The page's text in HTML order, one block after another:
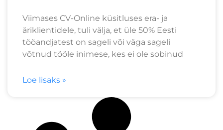
Viimases CV-Online küsitluses era- ja
äriklientidele, tuli välja, et üle 50% Eesti
tööandjatest on sageli või väga sageli
võtnud tööle inimese, kes ei ole sobinud
Loe lisaks »